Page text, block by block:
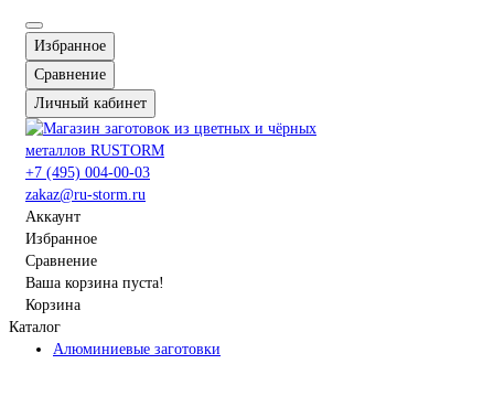
Избранное
Сравнение
Личный кабинет
+7 (495) 004-00-03
zakaz@ru-storm.ru
Аккаунт
Избранное
Сравнение
Ваша корзина пуста!
Корзина
Каталог
Алюминиевые заготовки